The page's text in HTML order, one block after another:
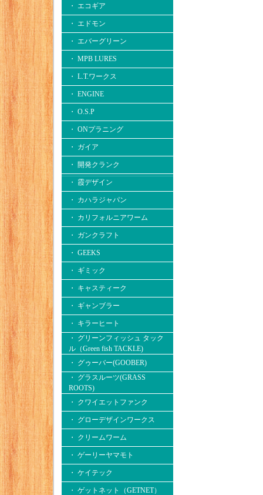
・ エコギア
・ エドモン
・ エバーグリーン
・ MPB LURES
・ L.T.ワークス
・ ENGINE
・ O.S.P
・ ONプラニング
・ ガイア
・ 開発クランク
・ 霞デザイン
・ カハラジャパン
・ カリフォルニアワーム
・ ガンクラフト
・ GEEKS
・ ギミック
・ キャスティーク
・ ギャンブラー
・ キラーヒート
・ グリーンフィッシュ タック
ル（Green fish TACKLE)
・ グゥーバー(GOOBER)
・ グラスルーツ(GRASS
ROOTS)
・ クワイエットファンク
・ グローデザインワークス
・ クリームワーム
・ ゲーリーヤマモト
・ ケイテック
・ ゲットネット（GETNET）